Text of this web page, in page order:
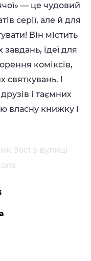
— це чудовий
серії, але й для
Він містить
ідеї для
коміксів,
святкувань. І
і таємних
власну книжку і
Зосі з вулиці